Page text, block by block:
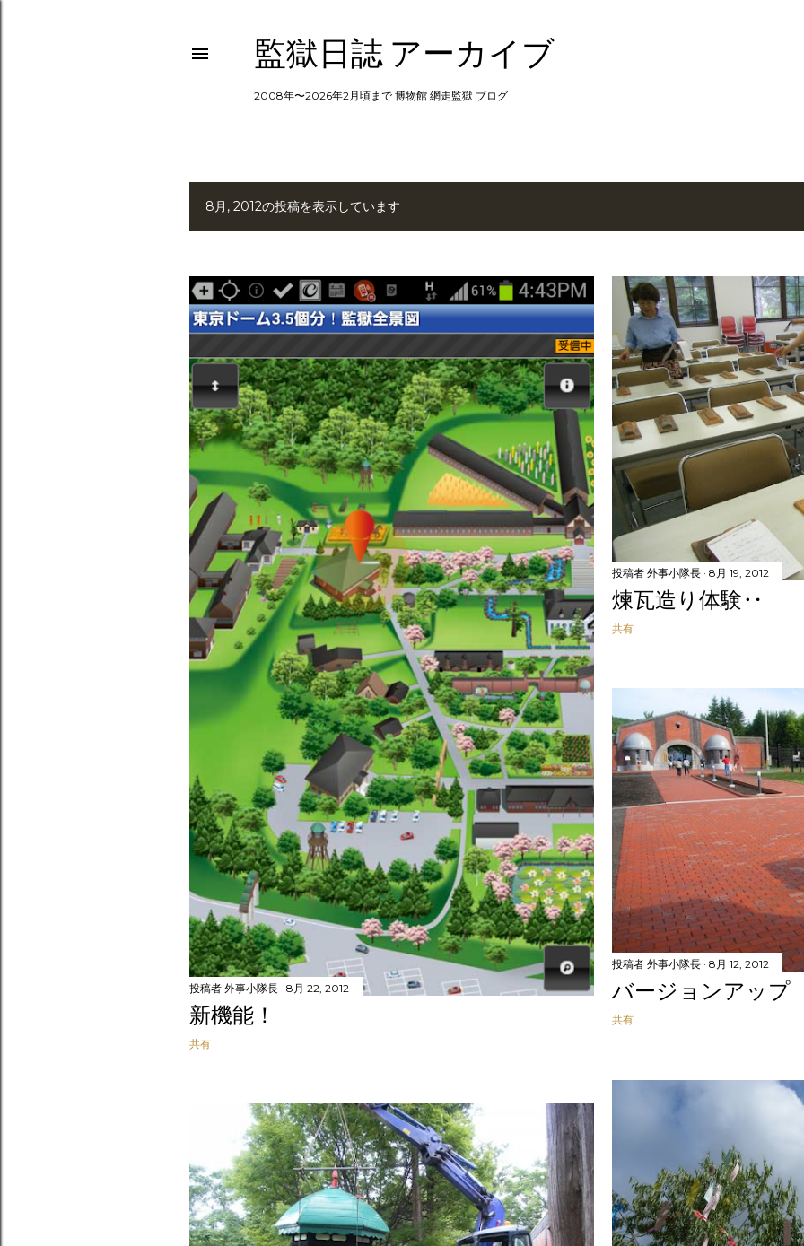
監獄日誌 アーカイブ
2008年〜2026年2月頃まで 博物館 網走監獄 ブログ
投8月, 2012の投稿を表示しています
投稿者 外事小隊長 8月 22, 2012
新機能！
共有
投稿者 外事小隊長 8月 19, 2012
煉瓦造り体験‥
共有
投稿者 外事小隊長 8月 12, 2012
バージョンアップ
共有